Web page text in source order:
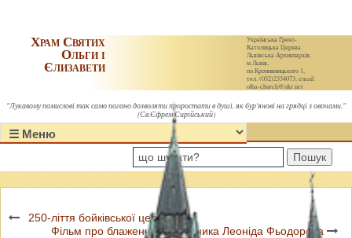
Українська Греко-
Католицька Церква.
Львівська Архиєпархія,
м.Львів,
пл.Кропивницького 1,
тел. (032)2334073, email:
olha-church@ukr.net
Храм Святих
Ольги і
Єлизавети
"Лукавому помислові так само погано дозволяти проростати в душі, як бур'янові на грядці з овочами."
(Св.Єфрем Сирійський)
Пошук
250-ліття бойківської церкви
Фільм про блаженного мученика Леоніда Фьодорова